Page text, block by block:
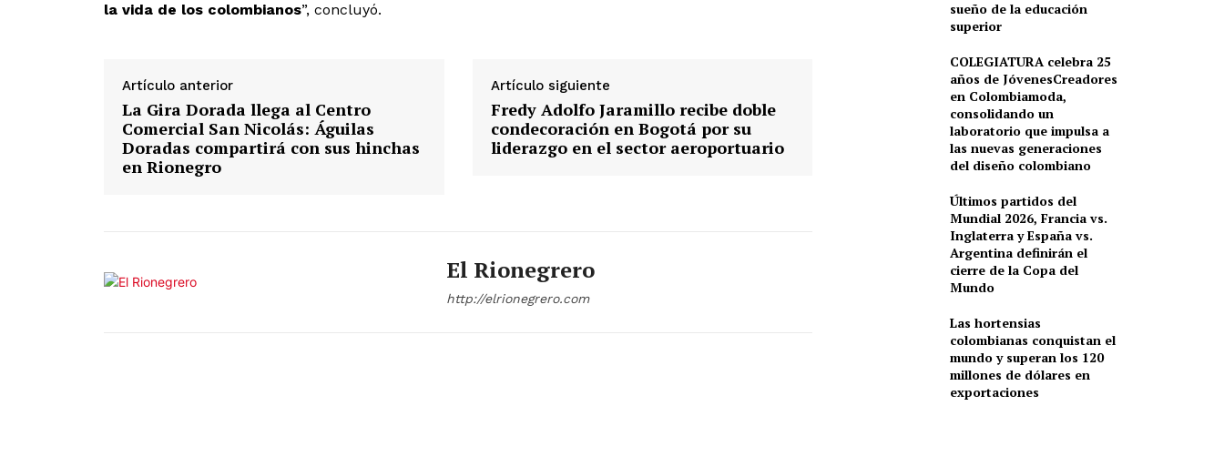
la vida de los colombianos”, concluyó.
Artículo anterior
La Gira Dorada llega al Centro
Comercial San Nicolás: Águilas
Doradas compartirá con sus hinchas
en Rionegro
Artículo siguiente
Fredy Adolfo Jaramillo recibe doble
condecoración en Bogotá por su
liderazgo en el sector aeroportuario
El Rionegrero
http://elrionegrero.com
sueño de la educación
superior
COLEGIATURA celebra 25
años de JóvenesCreadores
en Colombiamoda,
consolidando un
laboratorio que impulsa a
las nuevas generaciones
del diseño colombiano
Últimos partidos del
Mundial 2026, Francia vs.
Inglaterra y España vs.
Argentina definirán el
cierre de la Copa del
Mundo
Las hortensias
colombianas conquistan el
mundo y superan los 120
millones de dólares en
exportaciones